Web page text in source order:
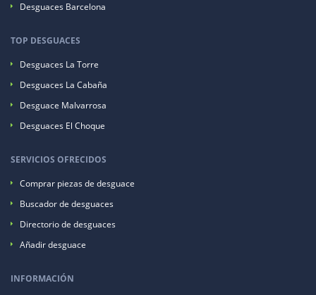
Desguaces Barcelona
TOP DESGUACES
Desguaces La Torre
Desguaces La Cabaña
Desguace Malvarrosa
Desguaces El Choque
SERVICIOS OFRECIDOS
Comprar piezas de desguace
Buscador de desguaces
Directorio de desguaces
Añadir desguace
INFORMACIÓN